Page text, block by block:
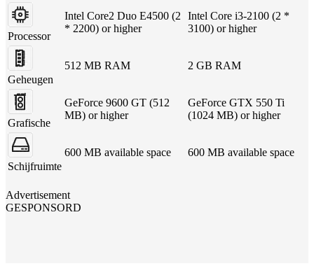
Processor
Intel Core2 Duo E4500 (2
* 2200) or higher
Intel Core i3-2100 (2 *
3100) or higher
Geheugen
512 MB RAM 2 GB RAM
Grafische
GeForce 9600 GT (512
MB) or higher
GeForce GTX 550 Ti
(1024 MB) or higher
Schijfruimte
600 MB available space 600 MB available space
Advertisement
GESPONSORD